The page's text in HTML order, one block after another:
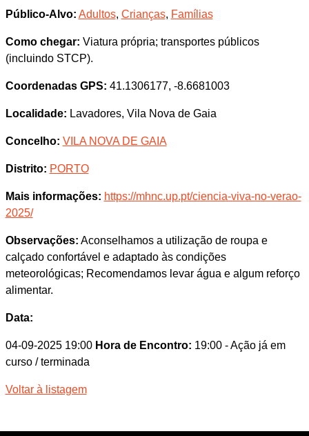
Público-Alvo: Adultos, Crianças, Famílias
Como chegar: Viatura própria; transportes públicos
(incluindo STCP).
Coordenadas GPS: 41.1306177, -8.6681003
Localidade: Lavadores, Vila Nova de Gaia
Concelho: VILA NOVA DE GAIA
Distrito: PORTO
Mais informações: https://mhnc.up.pt/ciencia-viva-no-verao-
2025/
Observações: Aconselhamos a utilização de roupa e
calçado confortável e adaptado às condições
meteorológicas; Recomendamos levar água e algum reforço
alimentar.
Data:
04-09-2025 19:00 Hora de Encontro: 19:00 - Ação já em
curso / terminada
Voltar à listagem